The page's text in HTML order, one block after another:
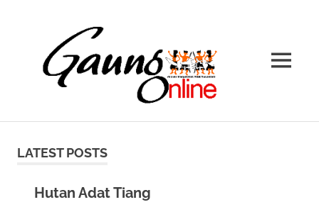
content
AMAN
Adat
MENU
LATEST POSTS
Hutan Adat Tiang